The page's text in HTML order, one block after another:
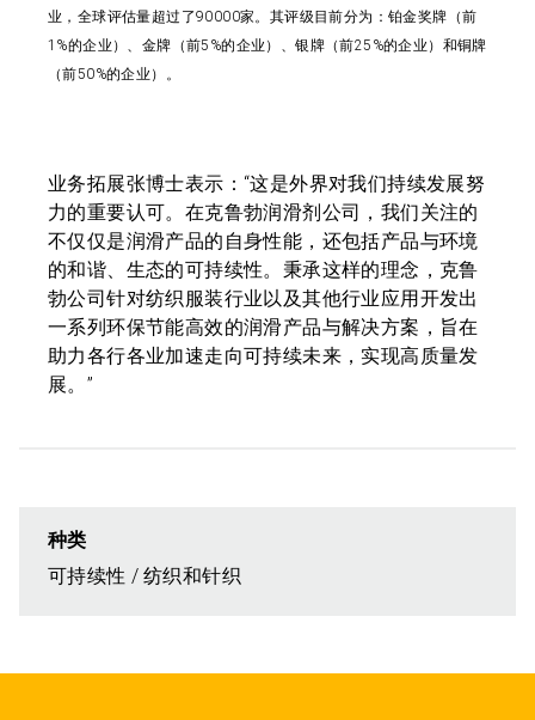
业，全球评估量超过了90000家。其评级目前分为：铂金奖牌（前
1%的企业）、金牌（前5%的企业）、银牌（前25%的企业）和铜牌
（前50%的企业）。
业务拓展张博士表示：“这是外界对我们持续发展努
力的重要认可。在克鲁勃润滑剂公司，我们关注的
不仅仅是润滑产品的自身性能，还包括产品与环境
的和谐、生态的可持续性。秉承这样的理念，克鲁
勃公司针对纺织服装行业以及其他行业应用开发出
一系列环保节能高效的润滑产品与解决方案，旨在
助力各行各业加速走向可持续未来，实现高质量发
展。”
种类
可持续性
纺织和针织